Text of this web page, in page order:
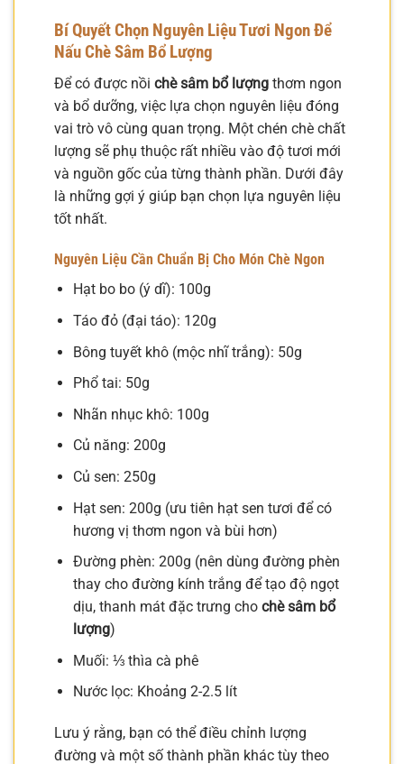
Bí Quyết Chọn Nguyên Liệu Tươi Ngon Để
Nấu Chè Sâm Bổ Lượng
Để có được nồi chè sâm bổ lượng thơm ngon
và bổ dưỡng, việc lựa chọn nguyên liệu đóng
vai trò vô cùng quan trọng. Một chén chè chất
lượng sẽ phụ thuộc rất nhiều vào độ tươi mới
và nguồn gốc của từng thành phần. Dưới đây
là những gợi ý giúp bạn chọn lựa nguyên liệu
tốt nhất.
Nguyên Liệu Cần Chuẩn Bị Cho Món Chè Ngon
Hạt bo bo (ý dĩ): 100g
Táo đỏ (đại táo): 120g
Bông tuyết khô (mộc nhĩ trắng): 50g
Phổ tai: 50g
Nhãn nhục khô: 100g
Củ năng: 200g
Củ sen: 250g
Hạt sen: 200g (ưu tiên hạt sen tươi để có
hương vị thơm ngon và bùi hơn)
Đường phèn: 200g (nên dùng đường phèn
thay cho đường kính trắng để tạo độ ngọt
dịu, thanh mát đặc trưng cho chè sâm bổ
lượng)
Muối: ⅓ thìa cà phê
Nước lọc: Khoảng 2-2.5 lít
Lưu ý rằng, bạn có thể điều chỉnh lượng
đường và một số thành phần khác tùy theo